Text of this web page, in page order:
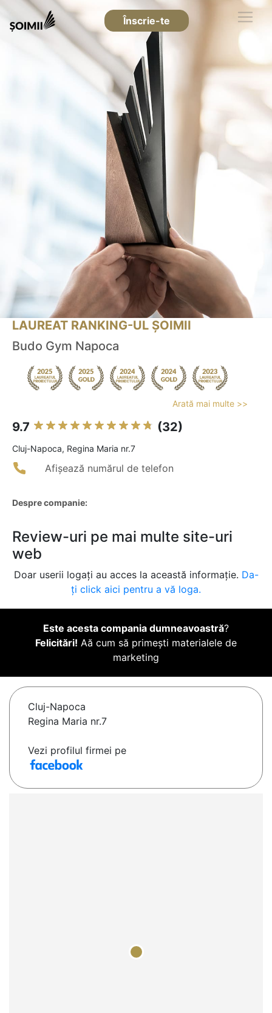
Înscrie-te
LAUREAT RANKING-UL ȘOIMII
Budo Gym Napoca
Arată mai multe >>
9.7 (32)
Cluj-Napoca, Regina Maria nr.7
Afișează numărul de telefon
Despre companie:
Review-uri pe mai multe site-uri
web
Doar userii logați au acces la această informație. Da-
ți click aici pentru a vă loga.
Este acesta compania dumneavoastră?
Felicitări! Aă cum să primești materialele de
marketing
Cluj-Napoca
Regina Maria nr.7
Vezi profilul firmei pe